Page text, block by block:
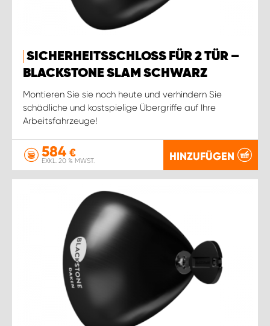
SICHERHEITSSCHLOSS FÜR 2 TÜR –
BLACKSTONE SLAM SCHWARZ
Montieren Sie sie noch heute und verhindern Sie
schädliche und kostspielige Übergriffe auf Ihre
Arbeitsfahrzeuge!
584 €
EXKL. 20 % MWST. HINZUFÜGEN